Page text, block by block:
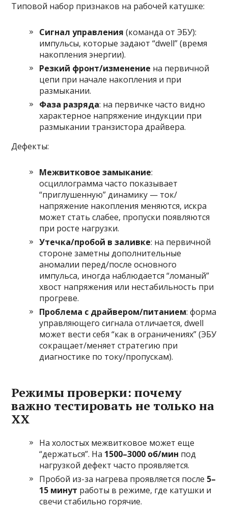
Типовой набор признаков на рабочей катушке:
Сигнал управления (команда от ЭБУ):
импульсы, которые задают “dwell” (время
накопления энергии).
Резкий фронт/изменение на первичной
цепи при начале накопления и при
размыкании.
Фаза разряда: на первичке часто видно
характерное напряжение индукции при
размыкании транзистора драйвера.
Дефекты:
Межвитковое замыкание:
осциллограмма часто показывает
“приглушенную” динамику — ток/
напряжение накопления меняются, искра
может стать слабее, пропуски появляются
при росте нагрузки.
Утечка/пробой в заливке: на первичной
стороне заметны дополнительные
аномалии перед/после основного
импульса, иногда наблюдается “ломаный”
хвост напряжения или нестабильность при
прогреве.
Проблема с драйвером/питанием: форма
управляющего сигнала отличается, dwell
может вести себя “как в ограничениях” (ЭБУ
сокращает/меняет стратегию при
диагностике по току/пропускам).
Режимы проверки: почему
важно тестировать не только на
ХХ
На холостых межвитковое может еще
“держаться”. На 1500–3000 об/мин под
нагрузкой дефект часто проявляется.
Пробой из-за нагрева проявляется после 5–
15 минут работы в режиме, где катушки и
свечи стабильно горячие.